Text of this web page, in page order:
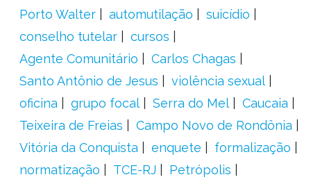
Porto Walter
automutilação
suicídio
conselho tutelar
cursos
Agente Comunitário
Carlos Chagas
Santo Antônio de Jesus
violência sexual
oficina
grupo focal Serra do Mel
Caucaia
Teixeira de Freias
Campo Novo de Rondônia
Vitória da Conquista
enquete
formalização
normatização
TCE-RJ
Petrópolis